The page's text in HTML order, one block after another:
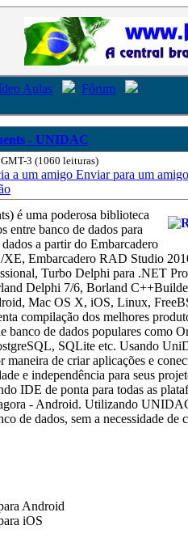
Aulas
Fórum
- UNIDAC
3 (1060 leituras)
Enviar para um amigo
é uma poderosa biblioteca
entre banco de dados para
a partir do Embarcadero
Embarcadero RAD Studio
Turbo Delphi para .NET
Delphi 7/6, Borland
Mac OS X, iOS, Linux,
compilação dos melhores
banco de dados populares como
SQLite etc. Usando
de criar aplicações e
e independência para seus
IDE de ponta para todas as
- Android. Utilizando
de dados, sem a necessidade de
Android
iOS